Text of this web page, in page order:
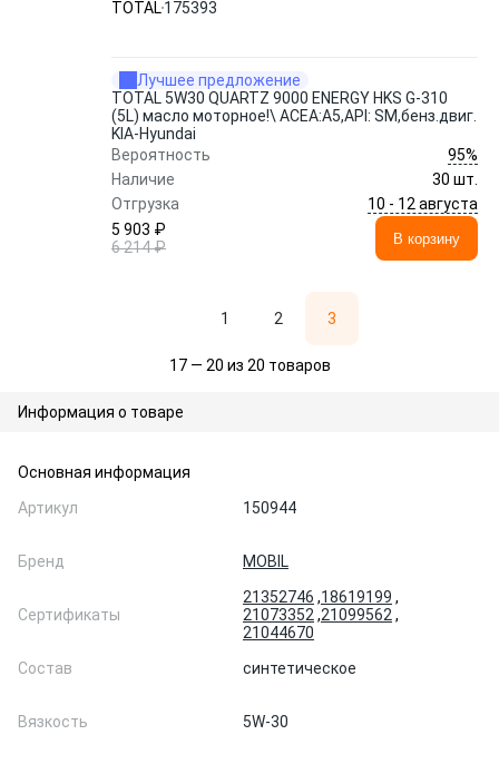
TOTAL175393
Лучшее предложение
TOTAL 5W30 QUARTZ 9000 ENERGY HKS G-310
(5L) масло моторное!\ ACEA:A5,API: SM,бенз.двиг.
KIA-Hyundai
Вероятность
95%
Наличие
30 шт.
Отгрузка
10 - 12 августа
5 903 ₽
6 214 ₽
В корзину
1 2 3
17 — 20 из 20 товаров
Информация о товаре
Основная информация
Артикул
150944
Бренд MOBIL
Сертификаты
21352746 ,18619199 ,
21073352 ,21099562 ,
21044670
Состав
синтетическое
Вязкость 5W-30